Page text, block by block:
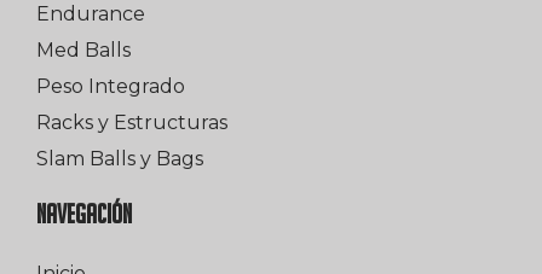
Endurance
Med Balls
Peso Integrado
Racks y Estructuras
Slam Balls y Bags
NAVEGACIÓN